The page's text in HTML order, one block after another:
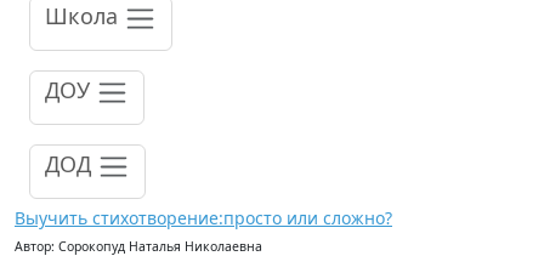
Школа
ДОУ
ДОД
Выучить стихотворение:просто или сложно?
Автор: Сорокопуд Наталья Николаевна